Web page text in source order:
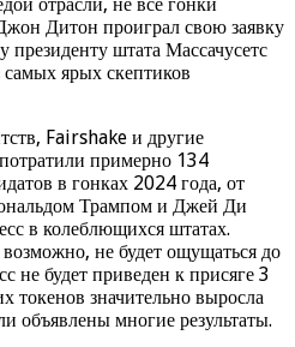
отрасли, не все гонки
Дитон проиграл свою заявку
штата Массачусетс
ярых скептиков
Fairshake и другие
примерно 134
в гонках 2024 года, от
Трампом и Джей Ди
в колеблющихся штатах.
не будет ощущаться до
не будет приведен к присяге 3
токенов значительно выросла
объявлены многие результаты.